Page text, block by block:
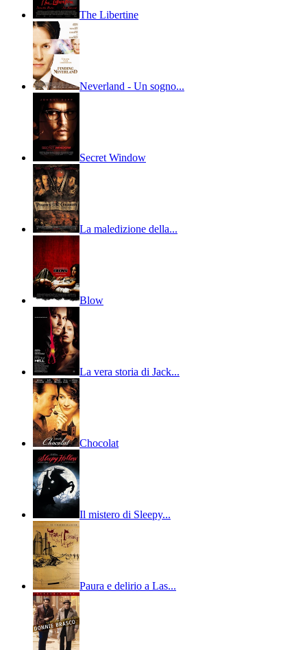
The Libertine
Neverland - Un sogno...
Secret Window
La maledizione della...
Blow
La vera storia di Jack...
Chocolat
Il mistero di Sleepy...
Paura e delirio a Las...